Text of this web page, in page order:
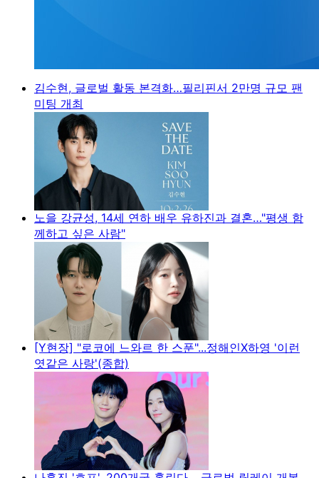
김수현, 글로벌 활동 본격화…필리핀서 2만명 규모 팬
미팅 개최
노을 강균성, 14세 연하 배우 유하진과 결혼…"평생 함
께하고 싶은 사람"
[Y현장] "로코에 느와르 한 스푼"...정해인X하영 '이런
엿같은 사랑'(종합)